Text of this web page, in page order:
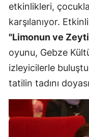
etkinlikleri,
karşılanıyor.
"Limonun ve
oyunu, Gebze
izleyicilerle
tatilin tadını